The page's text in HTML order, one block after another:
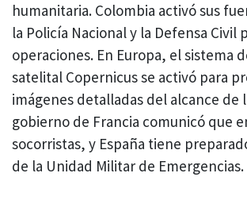
humanitaria. Colombia activó sus
la Policía Nacional y la Defensa Civil
operaciones. En Europa, el sistema
satelital Copernicus se activó para
imágenes detalladas del alcance de
gobierno de Francia comunicó que
socorristas, y España tiene
de la Unidad Militar de Emergencias.